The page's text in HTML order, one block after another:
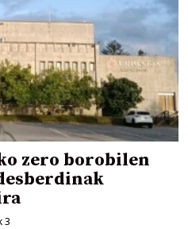
zero borobilen
3